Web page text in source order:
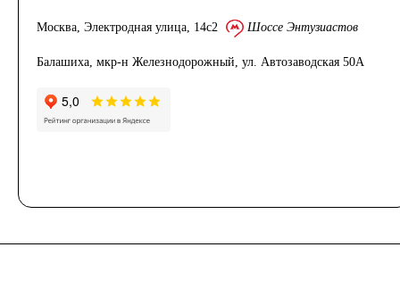
Электропогрузчики
Москва, Электродная улица, 14с2 Шоссе Энтузиастов
Балашиха, мкр-н Железнодорожный, ул. Автозаводская 50А